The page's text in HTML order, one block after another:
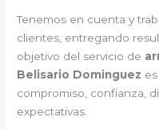
Tenemos en cuenta y
clientes, entregando
objetivo del servicio de
Belisario Dominguez
compromiso, confianza,
expectativas.